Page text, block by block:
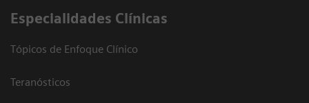
Especialidades Clínicas
Tópicos de Enfoque Clínico
Teranósticos